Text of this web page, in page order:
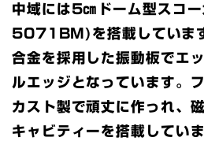
中域には5㎝ドーム型スコ
5071BM)を搭載していま
合金を採用した振動板でエ
ルエッジとなっています。
カスト製で頑丈に作っれ、
キャビティーを搭載していま